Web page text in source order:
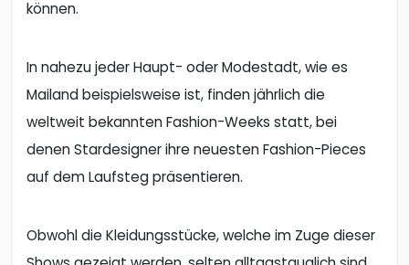
weltweit bekannten Fashion-Weeks statt, bei
auf dem Laufsteg präsentieren.
Obwohl die Kleidungsstücke, welche im Zuge dieser
Shows gezeigt werden, selten alltagstauglich sind,
gelten sie dennoch als Inspiration für andere
modeinteressierter Mensch kannst du dich auf